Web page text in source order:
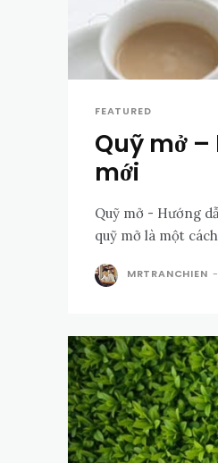
FEATURED
Quỹ mở
mới
Quỹ mở - Hướng
quỹ mở là một
MRTRANCHIEN -